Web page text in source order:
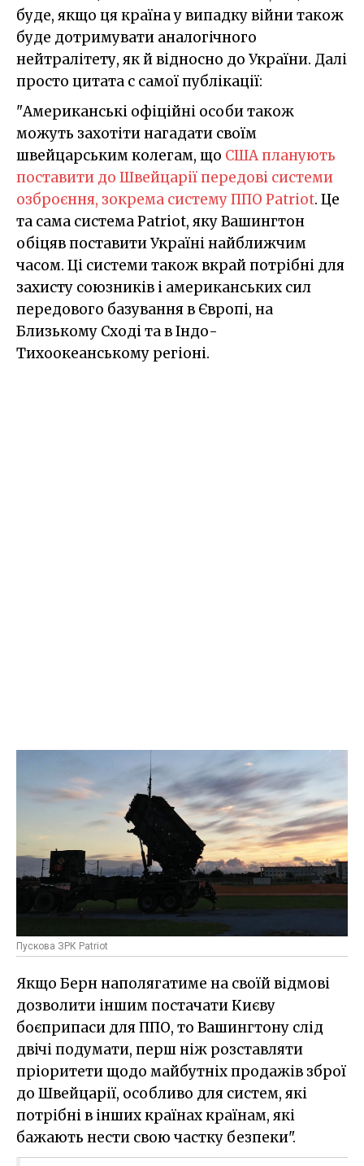
буде, якщо ця країна у випадку війни також
буде дотримувати аналогічного
нейтралітету, як й відносно до України. Далі
просто цитата с самої публікації:
"Американські офіційні особи також
можуть захотіти нагадати своїм
швейцарським колегам, що США планують
поставити до Швейцарії передові системи
озброєння, зокрема систему ППО Patriot. Це
та сама система Patriot, яку Вашингтон
обіцяв поставити Україні найближчим
часом. Ці системи також вкрай потрібні для
захисту союзників і американських сил
передового базування в Європі, на
Близькому Сході та в Індо-
Тихоокеанському регіоні.
Пускова ЗРК Patriot
Якщо Берн наполягатиме на своїй відмові
дозволити іншим постачати Києву
боєприпаси для ППО, то Вашингтону слід
двічі подумати, перш ніж розставляти
пріоритети щодо майбутніх продажів зброї
до Швейцарії, особливо для систем, які
потрібні в інших країнах країнам, які
бажають нести свою частку безпеки".